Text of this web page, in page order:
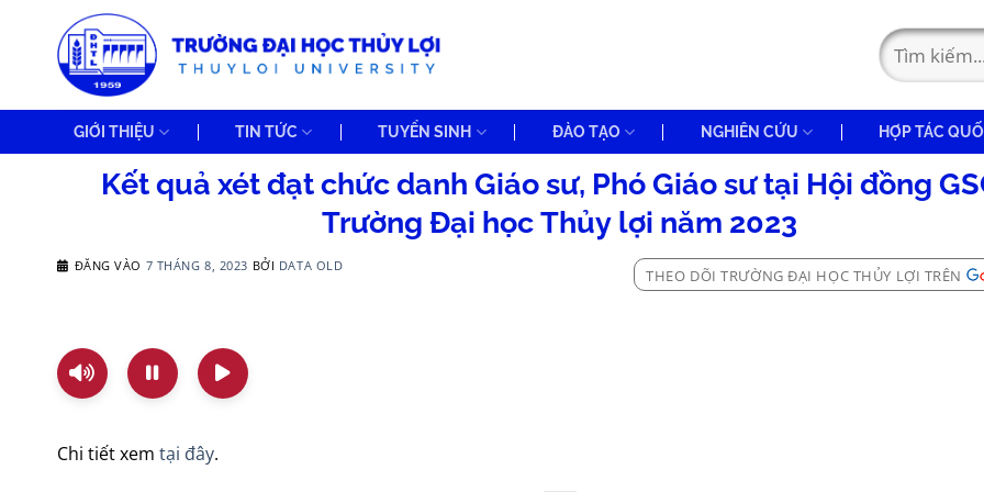
GIỚI THIỆU TIN TỨC TUYỂN SINH ĐÀO TẠO NGHIÊN CỨU HỢP TÁC
Kết quả xét đạt chức danh Giáo sư, Phó Giáo sư tại Hội đồng
Trường Đại học Thủy lợi năm 2023
ĐĂNG VÀO 7 THÁNG 8, 2023 BỞI DATA OLD
THEO DÕI TRƯỜNG ĐẠI HỌC THỦY LỢI TRÊN
Chi tiết xem tại đây.